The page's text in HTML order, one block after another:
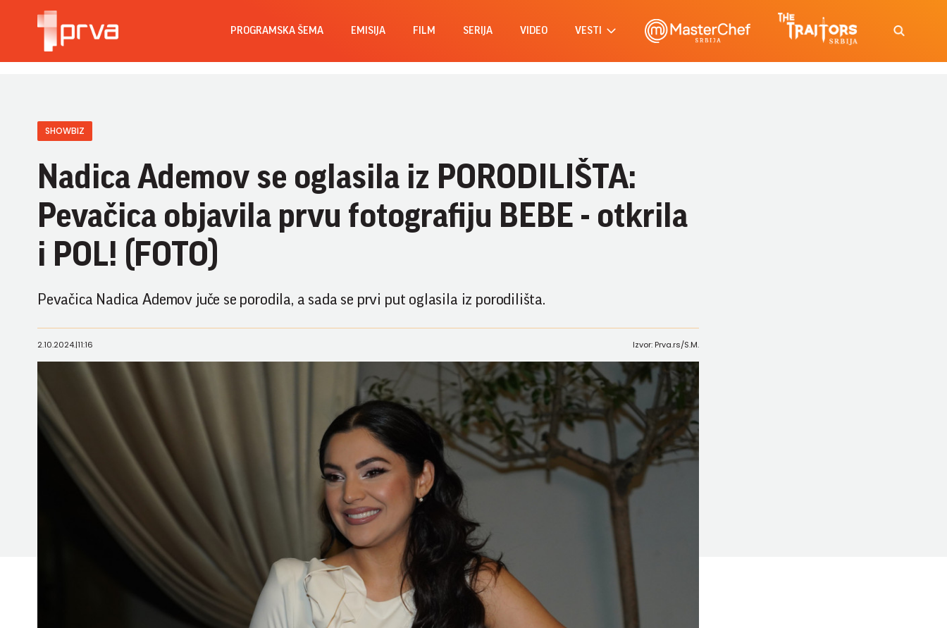
PROGRAMSKA ŠEMA EMISIJA FILM SERIJA VIDEO VESTI
SHOWBIZ
Nadica Ademov se oglasila iz PORODILIŠTA:
Pevačica objavila prvu fotografiju BEBE - otkrila
i POL! (FOTO)
Pevačica Nadica Ademov juče se porodila, a sada se prvi put oglasila iz porodilišta.
2.10.2024.|11:16 Izvor: Prva.rs/S.M.